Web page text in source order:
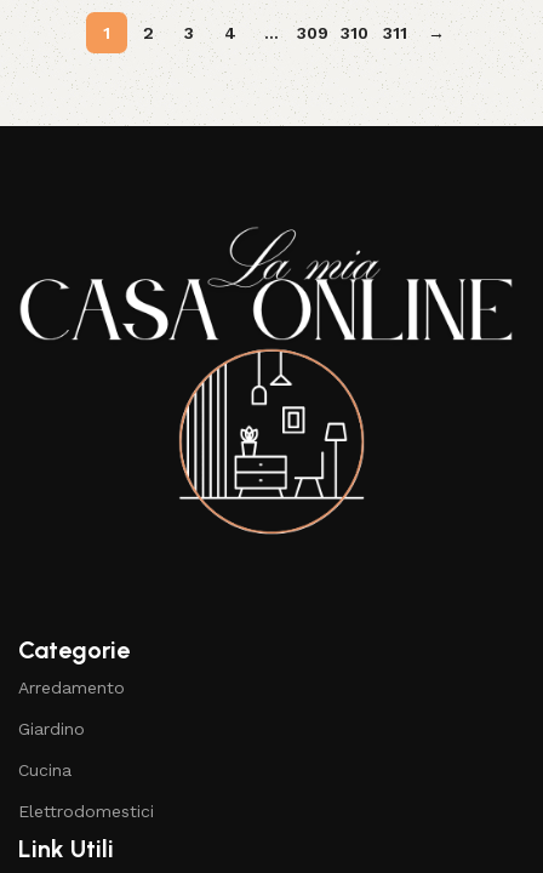
1 2 3 4 … 309 310 311 →
Read More
Categorie
Arredamento
Giardino
Cucina
Elettrodomestici
Link Utili